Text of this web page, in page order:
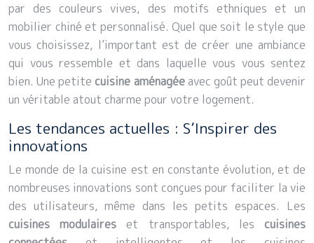
par des couleurs vives, des motifs ethniques et un
mobilier chiné et personnalisé. Quel que soit le style que
vous choisissez, l’important est de créer une ambiance
qui vous ressemble et dans laquelle vous vous sentez
bien. Une petitecuisine aménagée avec goût peut devenir
un véritable atout charme pour votre logement.
Les tendances actuelles : S’Inspirer des
innovations
Le monde de la cuisine est en constante évolution, et de
nombreuses innovations sont conçues pour faciliter la vie
des utilisateurs, même dans les petits espaces. Les
cuisines modulaireset transportables, lescuisines